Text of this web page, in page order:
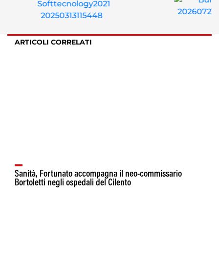
ARTICOLI CORRELATI
Sanità, Fortunato accompagna il neo-commissario
Bortoletti negli ospedali del Cilento